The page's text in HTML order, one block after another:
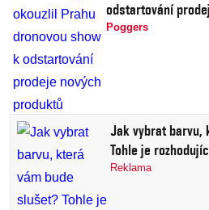
odstartování
Poggers
Jak vybrat barvu,
Tohle je
Reklama